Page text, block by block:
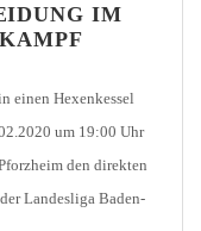
IM
einen Hexenkessel
um 19:00 Uhr
den direkten
Landesliga Baden-